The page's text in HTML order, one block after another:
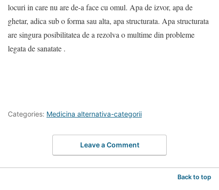
locuri in care nu are de-a face cu omul. Apa de izvor, apa de
ghetar, adica sub o forma sau alta, apa structurata. Apa structurata
are singura posibilitatea de a rezolva o multime din probleme
legata de sanatate .
Categories: Medicina alternativa-categorii
Leave a Comment
Back to top